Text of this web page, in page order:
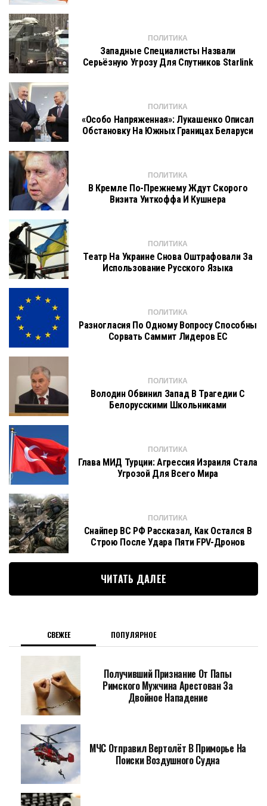
ПОЛИТИКА
Западные Специалисты Назвали
Серьёзную Угрозу Для Спутников Starlink
ПОЛИТИКА
«Особо Напряженная»: Лукашенко Описал
Обстановку На Южных Границах Беларуси
ПОЛИТИКА
В Кремле По-Прежнему Ждут Скорого
Визита Уиткоффа И Кушнера
ПОЛИТИКА
Театр На Украине Снова Оштрафовали За
Использование Русского Языка
ПОЛИТИКА
Разногласия По Одному Вопросу Способны
Сорвать Саммит Лидеров ЕС
ПОЛИТИКА
Володин Обвинил Запад В Трагедии С
Белорусскими Школьниками
ПОЛИТИКА
Глава МИД Турции: Агрессия Израиля Стала
Угрозой Для Всего Мира
ПОЛИТИКА
Снайпер ВС РФ Рассказал, Как Остался В
Строю После Удара Пяти FPV-Дронов
ЧИТАТЬ ДАЛЕЕ
СВЕЖЕЕ ПОПУЛЯРНОЕ
Получивший Признание От Папы
Римского Мужчина Арестован За
Двойное Нападение
МЧС Отправил Вертолёт В Приморье На
Поиски Воздушного Судна